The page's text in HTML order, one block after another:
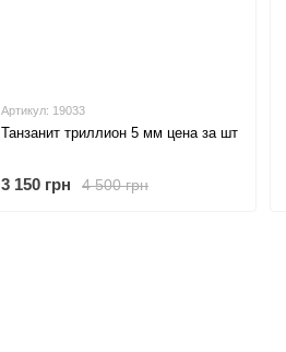
Артикул: 19033
Танзанит триллион 5 мм цена за шт
4 500 грн
3 150 грн